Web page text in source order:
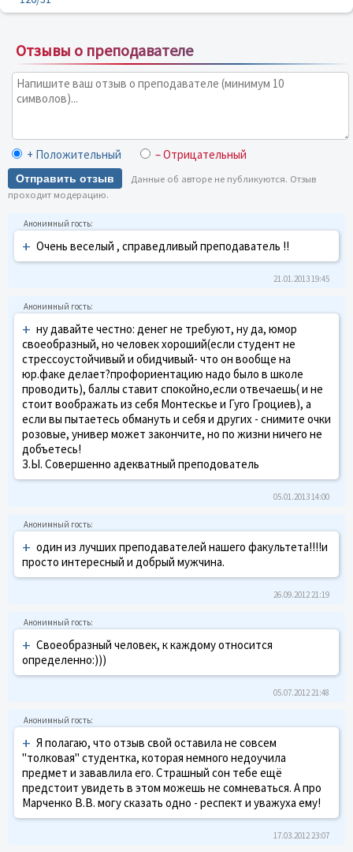
Отзывы о преподавателе
+ Положительный – Отрицательный
Отправить отзыв
Данные об авторе не публикуются. Отзыв
проходит модерацию.
+ Очень веселый , справедливый преподаватель !!
21.01.2013 19:45
+ ну давайте честно: денег не требуют, ну да, юмор
своеобразный, но человек хороший(если студент не
стрессоустойчивый и обидчивый- что он вообще на
юр.факе делает?профориентацию надо было в школе
проводить), баллы ставит спокойно,если отвечаешь( и не
стоит воображать из себя Монтескье и Гуго Гроциев), а
если вы пытаетесь обмануть и себя и других - снимите очки
розовые, универ может закончите, но по жизни ничего не
добъетесь!
З.Ы. Совершенно адекватный преподователь
05.01.2013 14:00
+ один из лучших преподавателей нашего факультета!!!!и
просто интересный и добрый мужчина.
26.09.2012 21:19
+ Своеобразный человек, к каждому относится
определенно:)))
05.07.2012 21:48
+ Я полагаю, что отзыв свой оставила не совсем
"толковая" студентка, которая немного недоучила
предмет и зававлила его. Страшный сон тебе ещё
предстоит увидеть в этом можешь не сомневаться. А про
Марченко В.В. могу сказать одно - респект и уважуха ему!
17.03.2012 23:07